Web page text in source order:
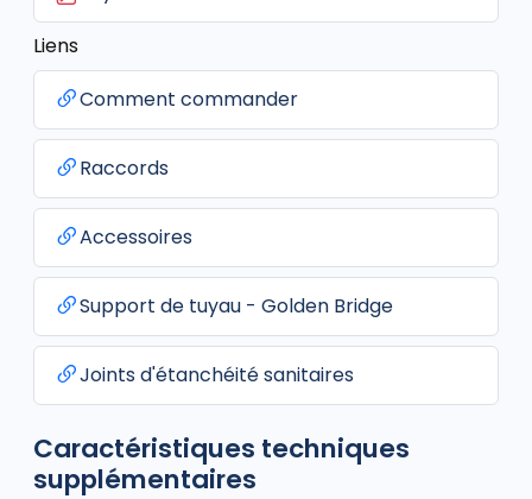
Liens
Comment commander
Raccords
Accessoires
Support de tuyau - Golden Bridge
Joints d'étanchéité sanitaires
Caractéristiques techniques
supplémentaires